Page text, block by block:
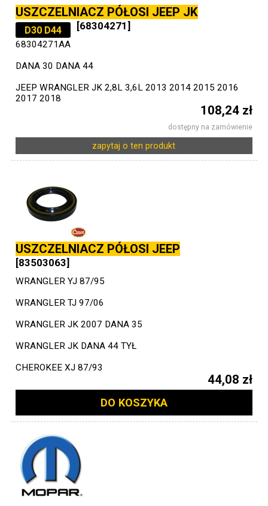
USZCZELNIACZ PÓŁOSI JEEP JK
D30 D44 [68304271]
68304271AA
DANA 30 DANA 44
JEEP WRANGLER JK 2,8L 3,6L 2013 2014 2015 2016
2017 2018
108,24 zł
dostępny na zamówienie
zapytaj o ten produkt
USZCZELNIACZ PÓŁOSI JEEP
[83503063]
WRANGLER YJ 87/95
WRANGLER TJ 97/06
WRANGLER JK 2007 DANA 35
WRANGLER JK DANA 44 TYŁ
CHEROKEE XJ 87/93
44,08 zł
DO KOSZYKA